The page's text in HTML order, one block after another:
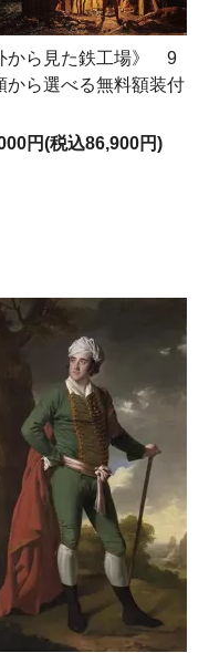
から見た鉄工場》 9
から選べる無料額装付
円(税込86,900円)